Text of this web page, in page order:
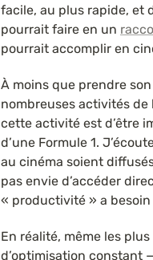
facile, au plus rapide, et
pourrait faire en un
pourrait accomplir en
À moins que prendre
nombreuses activités de
cette activité est d’être
d’une Formule 1.
au cinéma soient
pas envie d’accéder
« productivité » a
En réalité, même les
d’optimisation constant